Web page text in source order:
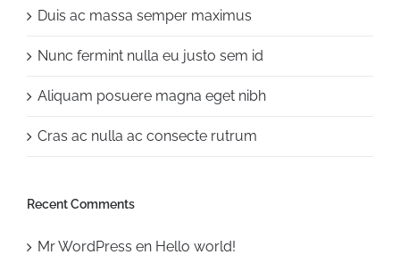
Duis ac massa semper maximus
Nunc fermint nulla eu justo sem id
Aliquam posuere magna eget nibh
Cras ac nulla ac consecte rutrum
Recent Comments
Mr WordPress en Hello world!